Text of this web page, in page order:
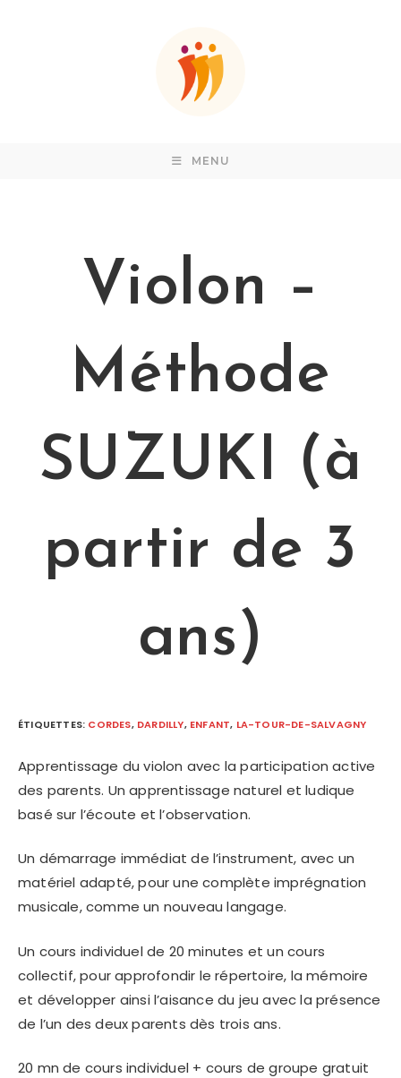
MENU
Violon –
Méthode
SUZUKI (à
partir de 3
ans)
ÉTIQUETTES: CORDES, DARDILLY, ENFANT, LA-TOUR-DE-SALVAGNY
Apprentissage du violon avec la participation active
des parents. Un apprentissage naturel et ludique
basé sur l’écoute et l’observation.
Un démarrage immédiat de l’instrument, avec un
matériel adapté, pour une complète imprégnation
musicale, comme un nouveau langage.
Un cours individuel de 20 minutes et un cours
collectif, pour approfondir le répertoire, la mémoire
et développer ainsi l’aisance du jeu avec la présence
de l’un des deux parents dès trois ans.
20 mn de cours individuel + cours de groupe gratuit